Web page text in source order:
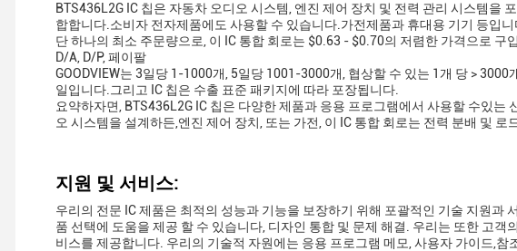
BTS436L2G IC 칩은 자동차 오디오 시스템, 엔진 제어 장치 및 전력 관리 시스템을
합합니다.소비자 전자제품에도 사용할 수 있습니다.가전제품과 휴대용 기기 등입니
단 하나의 최소 주문량으로, 이 IC 통합 회로는 $0.63 - $0.70의 저렴한 가격으로 구
D/A, D/P, 페이팔
GOODVIEW는 3일당 1-1000개, 5일당 1001-3000개, 협상할 수 있는 1개 당 >
일입니다.그리고 IC 칩은 수출 표준 패키지에 따라 포장됩니다.
요약하자면, BTS436L2G IC 칩은 다양한 제품과 응용 프로그램에서 사용할 수있는
오 시스템을 설계하든,엔진 제어 장치, 또는 가전, 이 IC 통합 회로는 전력 분배 및 로
지원 및 서비스:
우리의 전문 IC 제품은 최적의 성능과 기능을 보장하기 위해 포괄적인 기술 지원과
품 선택에 도움을 제공 할 수 있습니다, 디자인 통합 및 문제 해결. 우리는 또한 고객
비스를 제공합니다. 우리의 기술적 자원에는 응용 프로그램 메모, 사용자 가이드,